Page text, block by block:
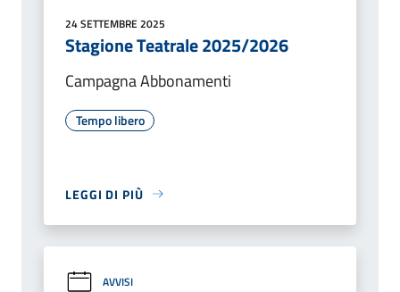
24 SETTEMBRE 2025
Stagione Teatrale 2025/2026
Campagna Abbonamenti
Tempo libero
LEGGI DI PIÙ
AVVISI